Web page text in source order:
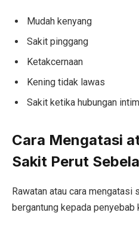
Mudah kenyang
Sakit pinggang
Ketakcernaan
Kening tidak lawas
Sakit ketika hubungan intim
Cara Mengatasi
Sakit Perut
Rawatan atau cara
bergantung kepada